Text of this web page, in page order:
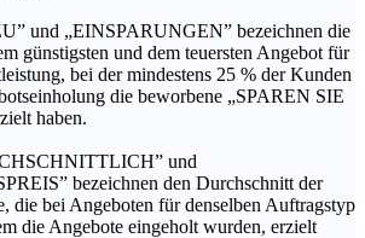
und „EINSPARUNGEN” bezeichnen die
günstigsten und dem teuersten Angebot für
bei der mindestens 25 % der Kunden
die beworbene „SPAREN SIE
haben.
und
bezeichnen den Durchschnitt der
die bei Angeboten für denselben Auftragstyp
die Angebote eingeholt wurden, erzielt